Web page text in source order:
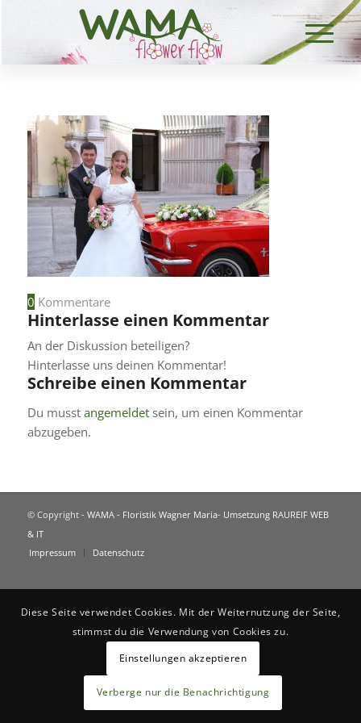
0 Kommentare
Hinterlasse einen Kommentar
An der Diskussion beteiligen?
Hinterlasse uns deinen Kommentar!
Schreibe einen Kommentar
Du musst angemeldetsein, um einen Kommentar
abzugeben.
© Copyright - WAMA - Floristik Wagner Maria- Umsetzung RAUREIF WEB
& IT
Impressum
Datenschutz
Diese Seite verwendet Cookies. Mit der Weiternutzung der Seite,
stimmst du die Verwendung von Cookies zu.
Einstellungen akzeptieren
Verberge nur die Benachrichtigung